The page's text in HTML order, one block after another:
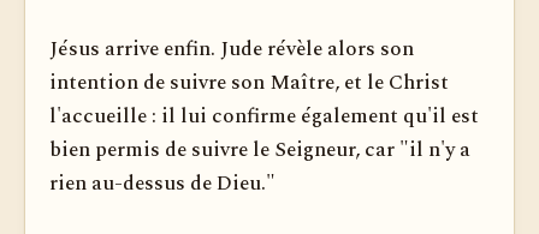
Jésus arrive enfin. Jude révèle alors son
intention de suivre son Maître, et le Christ
l'accueille : il lui confirme également qu'il est
bien permis de suivre le Seigneur, car "il n'y a
rien au-dessus de Dieu."